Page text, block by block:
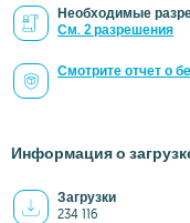
Необходимые
См. 2 разрешения
Смотрите отчет о
Информация о
Загрузки
234 116